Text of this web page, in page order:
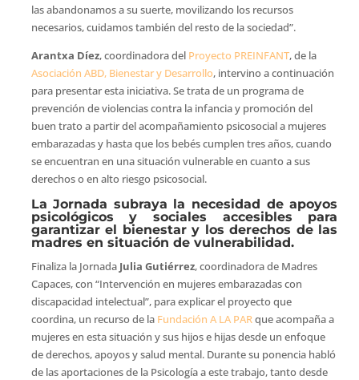
las abandonamos a su suerte, movilizando los recursos
necesarios, cuidamos también del resto de la sociedad”.
Arantxa Díez, coordinadora del Proyecto PREINFANT, de la
Asociación ABD, Bienestar y Desarrollo, intervino a continuación
para presentar esta iniciativa. Se trata de un programa de
prevención de violencias contra la infancia y promoción del
buen trato a partir del acompañamiento psicosocial a mujeres
embarazadas y hasta que los bebés cumplen tres años, cuando
se encuentran en una situación vulnerable en cuanto a sus
derechos o en alto riesgo psicosocial.
La Jornada subraya la necesidad de apoyos
psicológicos y sociales accesibles para
garantizar el bienestar y los derechos de las
madres en situación de vulnerabilidad.
Finaliza la Jornada Julia Gutiérrez, coordinadora de Madres
Capaces, con “Intervención en mujeres embarazadas con
discapacidad intelectual”, para explicar el proyecto que
coordina, un recurso de la Fundación A LA PARque acompaña a
mujeres en esta situación y sus hijos e hijas desde un enfoque
de derechos, apoyos y salud mental. Durante su ponencia habló
de las aportaciones de la Psicología a este trabajo, tanto desde